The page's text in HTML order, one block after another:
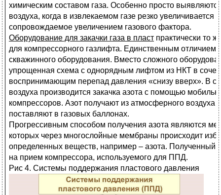
химическим составом газа. Особенно просто
воздуха, когда в извлекаемом газе резко увеличивается
сопровождаемое увеличением газового фактора.
Оборудование для закачки газа в пласт практически то
для компрессорного газлифта. Единственным отличием
скважинного оборудования. Вместо сложного
упрощенная схема с однорядным лифтом из НКТ в
воспринимающим перепад давления «снизу вверх». В
воздуха производится закачка азота с помощью
компрессоров. Азот получают из атмосферного воздуха
поставляют в газовых баллонах.
Прогрессивным способом получения азота являются
которых через многослойные мембраны происходит
определенных веществ, например – азота. Полученный
на прием компрессора, используемого для ППД.
Рис 4. Системы поддержания пластового давления